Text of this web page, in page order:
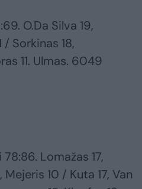
O.Da Silva 19,
/ Sorkinas 18,
11. Ulmas. 6049
Lomažas 17,
Mejeris 10 / Kuta 17, Van